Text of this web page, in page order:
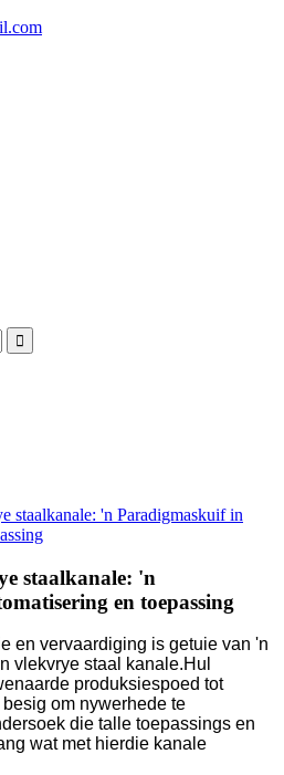
staalkanale: 'n Paradigmaskuif in
staalkanale: 'n
en toepassing
en vervaardiging is getuie van 'n
vlekvrye staal kanale.Hul
produksiespoed tot
om nywerhede te
die talle toepassings en
wat met hierdie kanale